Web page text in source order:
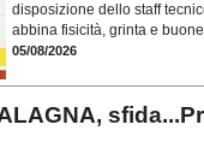
disposizione dello staff
abbina fisicità, grinta e
05/08/2026